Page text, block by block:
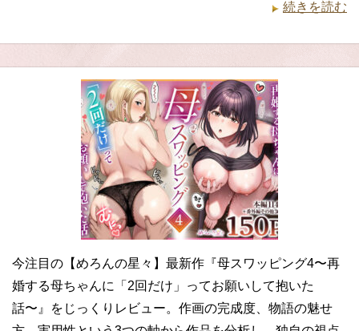
続きを読む
今注目の【めろんの星々】最新作『母スワッピング4〜再
婚する母ちゃんに「2回だけ」ってお願いして抱いた
話〜』をじっくりレビュー。作画の完成度、物語の魅せ